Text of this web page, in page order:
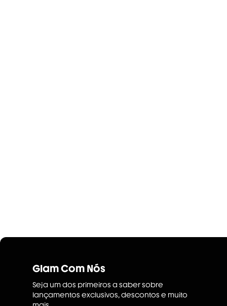
Glam Com Nós
Seja um dos primeiros a saber sobre
lançamentos exclusivos, descontos e muito